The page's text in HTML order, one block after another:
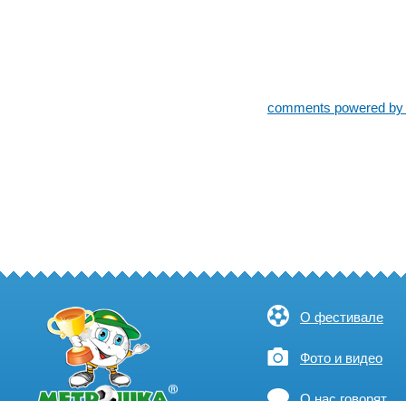
comments powered
О фестивале
Фото и видео